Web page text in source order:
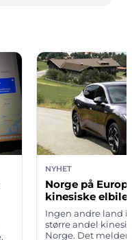
NYHET
Norge på
kinesiske elbiler
Ingen andre land i
større andel
Norge. Det melder